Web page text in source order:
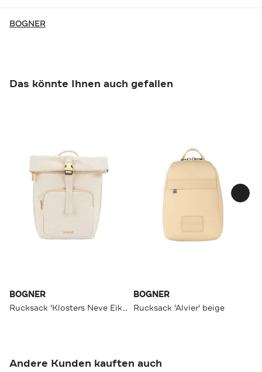
BOGNER
Das könnte Ihnen auch gefallen
BOGNER
Rucksack 'Klosters Neve Eike' creme
BOGNER
Rucksack 'Alvier' beige
Andere Kunden kauften auch